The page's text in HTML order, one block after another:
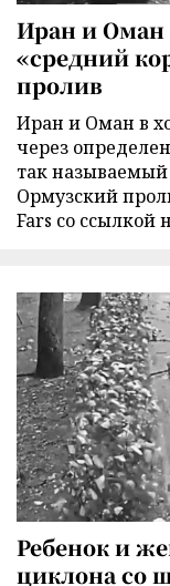
Иран и Оман
«средний
пролив
Иран и Оман в
через
так
Ормузский
Fars со
Ребенок и
циклона со